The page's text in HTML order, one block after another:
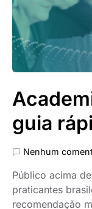
guia
Nenhum
Público acima
praticantes
recomendação